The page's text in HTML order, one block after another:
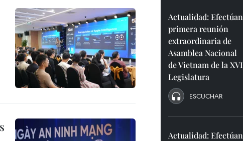
Actualidad: Efectúan
primera reunión
extraordinaria de
Asamblea Nacional
de Vietnam de la XVI
Legislatura
ESCUCHAR
Actualidad: Efectúan